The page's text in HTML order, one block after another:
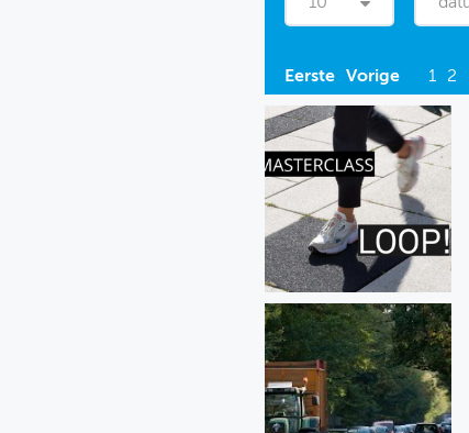
Eerste Vorige 1 2